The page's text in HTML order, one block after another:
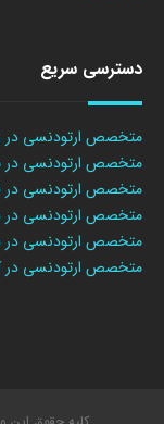
دسترسی سریع
متخصص ارتودنسی در
متخصص ارتودنسی در
متخصص ارتودنسی در
متخصص ارتودنسی
متخصص ارتودنسی در
متخصص ارتودنسی در